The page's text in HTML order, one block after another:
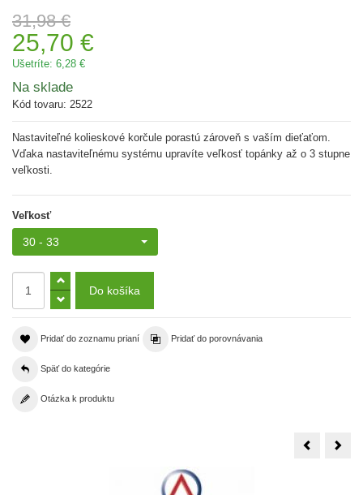
31,98 €
25,70 €
Ušetríte: 6,28 €
Na sklade
Kód tovaru: 2522
Nastaviteľné kolieskové korčule porastú zároveň s vaším dieťaťom.
Vďaka nastaviteľnému systému upravíte veľkosť topánky až o 3 stupne
veľkosti.
Veľkosť
30 - 33
Pridať do zoznamu prianí Pridať do porovnávania
Späť do kategórie
Otázka k produktu
Kolieskové
korčule